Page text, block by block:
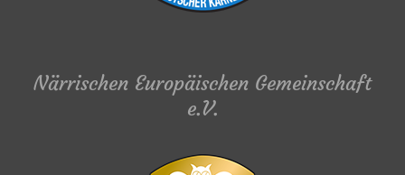
Närrischen Europäischen Gemeinschaft
e.V.